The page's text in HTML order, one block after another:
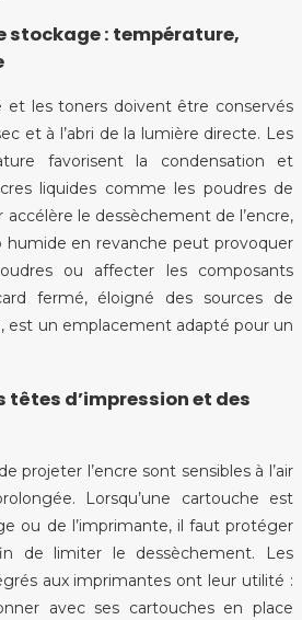
stockage : température,
et les toners doivent être conservés
et à l’abri de la lumière directe. Les
favorisent la condensation et
liquides comme les poudres de
le dessèchement de l’encre,
en revanche peut provoquer
ou affecter les composants
fermé, éloigné des sources de
est un emplacement adapté pour un
têtes d’impression et des
projeter l’encre sont sensibles à l’air
Lorsqu’une cartouche est
ou de l’imprimante, il faut protéger
de limiter le dessèchement. Les
aux imprimantes ont leur utilité :
avec ses cartouches en place